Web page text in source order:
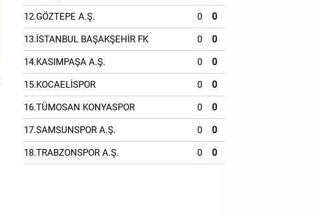
12.GÖZTEPE A.Ş. 0 0
13.İSTANBUL BAŞAKŞEHİR FK 0 0
14.KASIMPAŞA A.Ş. 0 0
15.KOCAELİSPOR 0 0
16.TÜMOSAN KONYASPOR 0 0
17.SAMSUNSPOR A.Ş. 0 0
18.TRABZONSPOR A.Ş. 0 0